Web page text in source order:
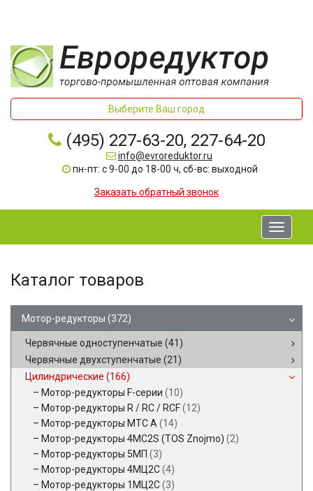
Выберите Ваш город
(495) 227-63-20, 227-64-20
info@evroreduktor.ru
пн-пт: с 9-00 до 18-00 ч, сб-вс: выходной
Заказать обратный звонок
Toggle
Каталог товаров
Мотор-редукторы (372)
Червячные одноступенчатые (41)
Червячные двухступенчатые (21)
Цилиндрические (166)
Мотор-редукторы F-серии (10)
Мотор-редукторы R / RC / RCF(12)
Мотор-редукторы MTC A (14)
Мотор-редукторы 4MC2S (TOS Znojmo) (2)
Мотор-редукторы 5МП (3)
Мотор-редукторы 4МЦ2С(4)
Мотор-редукторы 1МЦ2С(3)